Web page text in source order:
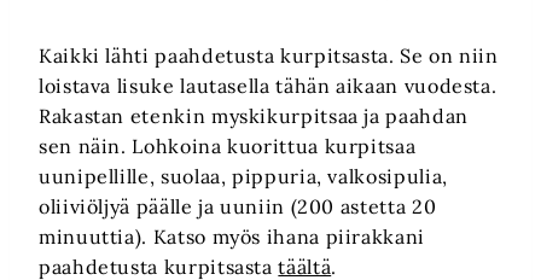
Kaikki lähti paahdetusta kurpitsasta. Se on niin
loistava lisuke lautasella tähän aikaan vuodesta.
Rakastan etenkin myskikurpitsaa ja paahdan
sen näin. Lohkoina kuorittua kurpitsaa
uunipellille, suolaa, pippuria, valkosipulia,
oliiviöljyä päälle ja uuniin (200 astetta 20
minuuttia). Katso myös ihana piirakkani
paahdetusta kurpitsastatäältä.